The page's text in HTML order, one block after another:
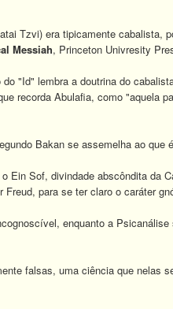
Tzvi) era tipicamente cabalista,
Messiah, Princeton Univresity
"Id" lembra a doutrina do
recorda Abulafia, como "aquela
Bakan se assemelha ao que
Ein Sof, divindade abscôndita da
para se ter claro o caráter
enquanto a
falsas, uma ciência que nelas